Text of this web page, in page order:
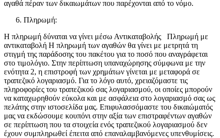
αγαθά πέραν των δικαιωμάτων που παρέχονται από το νόμο.
Πληρωμή:
Η πληρωμή δύναται να γίνει μέσω Αντικαταβολής Πληρωμή με
αντικαταβολή Η πληρωμή των αγαθών θα γίνει με μετρητά τη
στιγμή της παράδοσης του πακέτου για το ποσό που αναγράφεται
στο τιμολόγιο. Στην περίπτωση υπαναχώρησης σύμφωνα με την
ενότητα 2, η επιστροφή των χρημάτων γίνεται με μεταφορά σε
τραπεζικό λογαριασμό. Για το λόγο αυτό, χρειαζόμαστε τις
πληροφορίες του τραπεζικού σας λογαριασμού, οι οποίες μπορούν
να καταχωρηθούν εύκολα και με ασφάλεια στο λογαριασμό σας ως
πελάτης στην ιστοσελίδα μας. Επιφυλασσόμαστε του δικαιώματός
μας να εκδώσουμε κουπόνι στην αξία των επιστραφέντων αγαθών
σε περίπτωση που τα στοιχεία ενός τραπεζικού λογαριασμού δεν
έχουν συμπληρωθεί έπειτα από επαναλαμβανόμενες υπενθυμίσεις.